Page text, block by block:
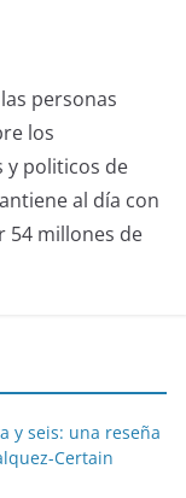
personas
los
y politicos de
al día con
54 millones de
y seis: una reseña
Certain